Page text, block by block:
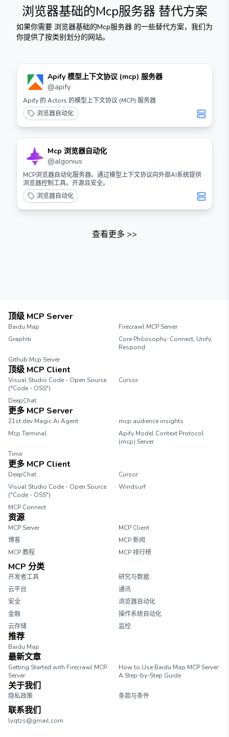
浏览器基础的Mcp服务器 替代方案
如果你需要 浏览器基础的Mcp服务器 的一些替代方案，我们为
你提供了按类别划分的网站。
Apify 模型上下文协议 (mcp) 服务器
@apify
Apify 的 Actors 的模型上下文协议 (MCP) 服务器
浏览器自动化
Mcp 浏览器自动化
@algonius
MCP浏览器自动化服务器。通过模型上下文协议向外部AI系统提供
浏览器控制工具。开源且安全。
浏览器自动化
查看更多 >>
顶级 MCP Server
Baidu Map
Firecrawl MCP Server
Graphiti
Core Philosophy: Connect, Unify,
Respond
Github Mcp Server
顶级 MCP Client
Visual Studio Code - Open Source
("Code - OSS")
Cursor
DeepChat
更多 MCP Server
21st.dev Magic Ai Agent
mcp audience insights
Mcp Terminal
Apify Model Context Protocol
(mcp) Server
Time
更多 MCP Client
DeepChat
Cursor
Visual Studio Code - Open Source
("Code - OSS")
Windsurf
MCP Connect
资源
MCP Server
MCP Client
博客
MCP 新闻
MCP 教程
MCP 排行榜
MCP 分类
开发者工具
研究与数据
云平台
通讯
安全
浏览器自动化
金融
操作系统自动化
云存储
监控
推荐
Baidu Map
最新文章
Getting Started with Firecrawl MCP
Server
How to Use Baidu Map MCP Server:
A Step-by-Step Guide
关于我们
隐私政策 条款与条件
联系我们
lyqtzs@gmail.com